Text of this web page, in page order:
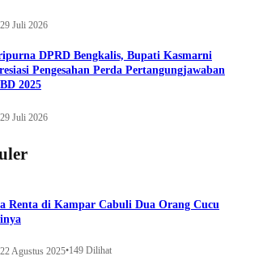
29 Juli 2026
DPRD Bengkalis, Bupati Kasmarni
Pengesahan Perda Pertangungjawaban
2025
29 Juli 2026
Renta di Kampar Cabuli Dua Orang Cucu
22 Agustus 2025•149 Dilihat